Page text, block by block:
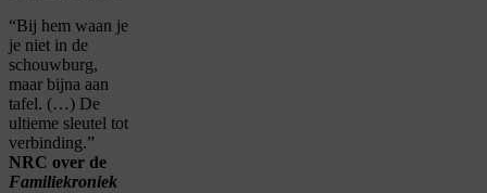
“Bij hem waan je
je niet in de
schouwburg,
maar bijna aan
tafel. (…) De
ultieme sleutel tot
verbinding.”
NRC over de
Familiekroniek